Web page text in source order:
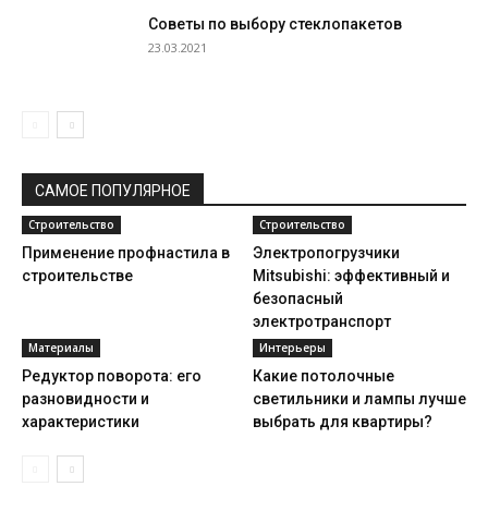
Советы по выбору стеклопакетов
23.03.2021
САМОЕ ПОПУЛЯРНОЕ
Строительство
Применение профнастила в
строительстве
Строительство
Электропогрузчики
Mitsubishi: эффективный и
безопасный
электротранспорт
Материалы
Редуктор поворота: его
разновидности и
характеристики
Интерьеры
Какие потолочные
светильники и лампы лучше
выбрать для квартиры?